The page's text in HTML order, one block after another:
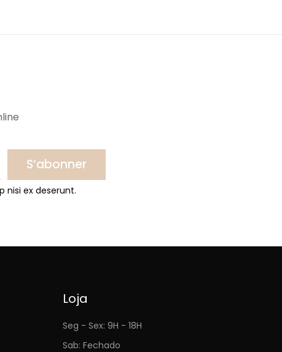
S’abonner
nisi ex deserunt.
Loja
Seg - Sex: 9H - 18H
Sab: Fechado